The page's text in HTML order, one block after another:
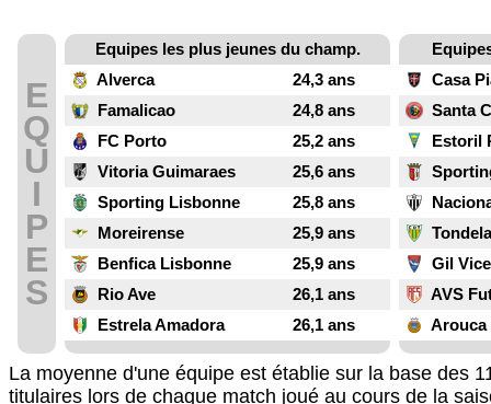
E
Q
U
I
P
E
S
Equipes les plus jeunes du champ.
Alverca
24,3 ans
Famalicao
24,8 ans
FC Porto
25,2 ans
Vitoria Guimaraes
25,6 ans
Sporting Lisbonne
25,8 ans
Moreirense
25,9 ans
Benfica Lisbonne
25,9 ans
Rio Ave
26,1 ans
Estrela Amadora
26,1 ans
Casa
Santa
Estoril
Tondela
Gil
AVS
Arouca
La moyenne d'une équipe est établie sur la base des
titulaires lors de chaque match joué au cours de la